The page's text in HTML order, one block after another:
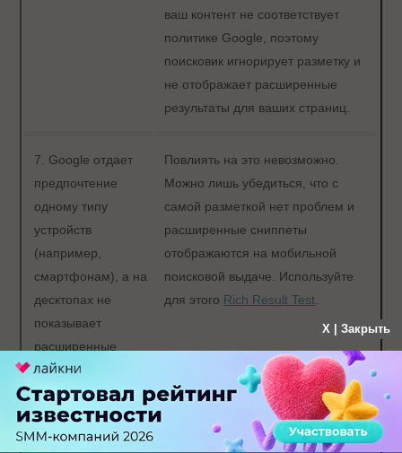
ваш контент не соответствует
политике Google, поэтому
поисковик игнорирует разметку и
не отображает расширенные
результаты для ваших страниц.
7. Google отдает
предпочтение
одному типу
устройств
(например,
смартфонам), а на
десктопах не
показывает
расширенные
результаты.
Повлиять на это невозможно.
Можно лишь убедиться, что с
самой разметкой нет проблем и
расширенные сниппеты
отображаются на мобильной
поисковой выдаче. Используйте
для этого Rich Result Test
8. Какой-то из
элементов
Проверьте последние новости от
Google. Возможно, вышел апдейт,
X | Закрыть